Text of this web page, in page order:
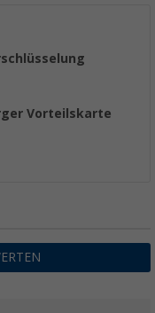
Vorteilskarte